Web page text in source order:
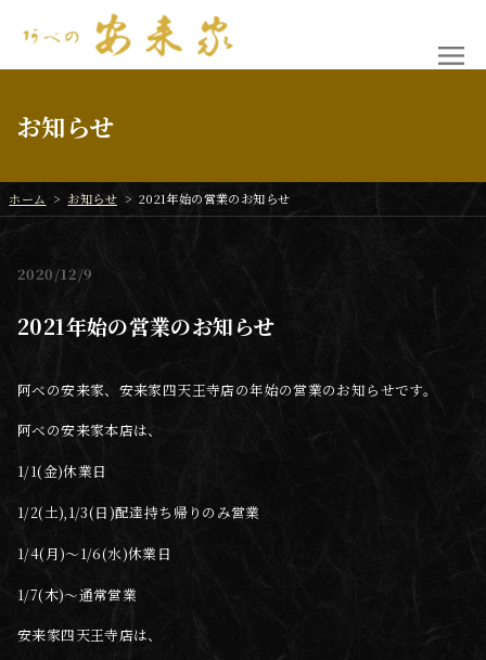
お知らせ
ホーム > お知らせ > 2021年始の営業のお知らせ
2020 12/9
2021年始の営業のお知らせ
阿べの安来家、安来家四天王寺店の年始の営業のお知らせです。
阿べの安来家本店は、
1/1(金)休業日
1/2(土),1/3(日)配達持ち帰りのみ営業
1/4(月)〜1/6(水)休業日
1/7(木)〜通常営業
安来家四天王寺店は、